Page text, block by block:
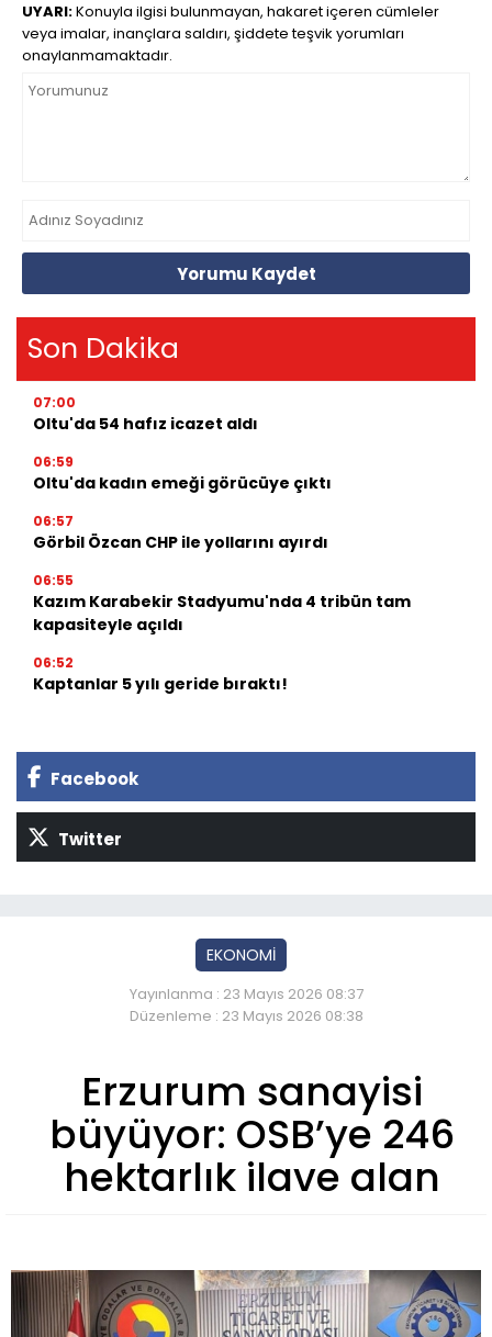
UYARI:Konuyla ilgisi bulunmayan, hakaret içeren cümleler
veya imalar, inançlara saldırı, şiddete teşvik yorumları
onaylanmamaktadır.
Yorumu Kaydet
Son Dakika
07:00
Oltu'da 54 hafız icazet aldı
06:59
Oltu'da kadın emeği görücüye çıktı
06:57
Görbil Özcan CHP ile yollarını ayırdı
06:55
Kazım Karabekir Stadyumu'nda 4 tribün tam
kapasiteyle açıldı
06:52
Kaptanlar 5 yılı geride bıraktı!
Facebook
Twitter
EKONOMİ
Yayınlanma : 23 Mayıs 2026 08:37
Düzenleme : 23 Mayıs 2026 08:38
Erzurum sanayisi
büyüyor: OSB’ye 246
hektarlık ilave alan